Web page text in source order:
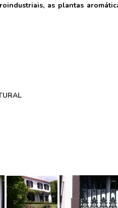
as plantas